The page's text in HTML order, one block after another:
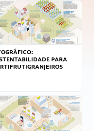
PARA